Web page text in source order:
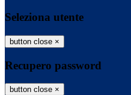
Seleziona utente
button close ×
Recupero password
button close ×